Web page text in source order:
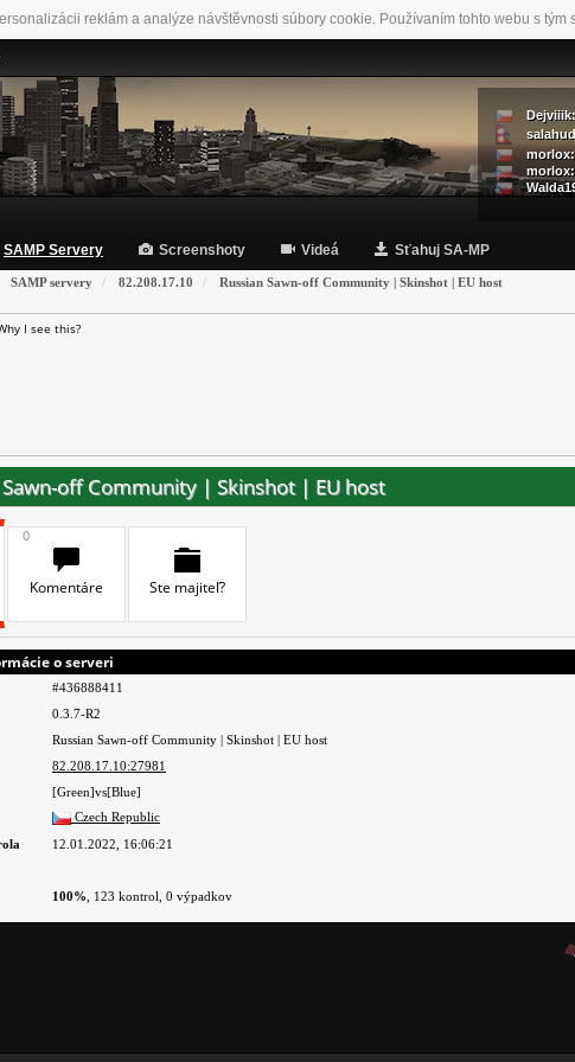
reklám a analýze návštěvnosti súbory cookie. Používaním tohto webu s tým
Dejviiik:
morlox:
morlox:
SAMP Servery Screenshoty Videá Sťahuj SA-MP
SAMP servery 82.208.17.10 Russian Sawn-off Community | Skinshot | EU host
I see this?
off Community | Skinshot | EU host
0
Komentáre Ste majiteľ?
o serveri
#436888411
0.3.7-R2
Russian Sawn-off Community | Skinshot | EU host
82.208.17.10:27981
[Green]vs[Blue]
Czech Republic
12.01.2022, 16:06:21
100% , 123 kontrol, 0 výpadkov